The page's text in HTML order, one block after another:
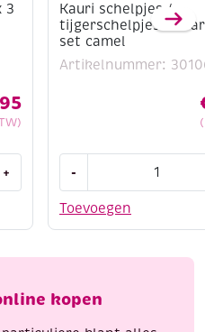
3
+
Kauri schelpjes /
tijgerschelpjes DIY
set camel
Artikelnummer:
Toevoegen
-
/
armband
camel
kopen